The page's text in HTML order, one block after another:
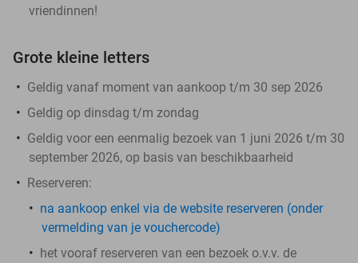
vriendinnen!
Grote kleine letters
Geldig vanaf moment van aankoop t/m 30 sep 2026
Geldig op dinsdag t/m zondag
Geldig voor een eenmalig bezoek van 1 juni 2026 t/m 30
september 2026, op basis van beschikbaarheid
Reserveren:
na aankoop enkel via de website reserveren (onder
vermelding van je vouchercode)
het vooraf reserveren van een bezoek o.v.v. de